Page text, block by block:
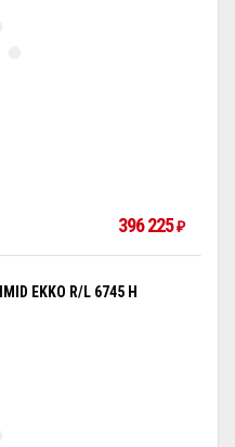
396 225₽
EKKO R/L 6745 H